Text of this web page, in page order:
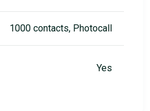
1000 contacts, Photocall
Yes